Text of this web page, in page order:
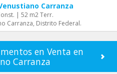
Carranza
| 52 m2 Terr.
Carranza, Distrito Federal.
en Venta en
Carranza